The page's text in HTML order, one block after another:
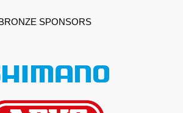
BRONZE SPONSORS